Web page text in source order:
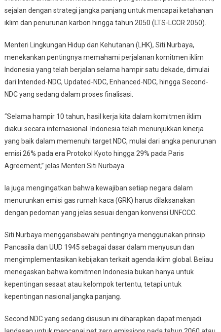
sejalan dengan strategi jangka panjang untuk mencapai ketahanan
iklim dan penurunan karbon hingga tahun 2050 (LTS-LCCR 2050).
Menteri Lingkungan Hidup dan Kehutanan (LHK), Siti Nurbaya,
menekankan pentingnya memahami perjalanan komitmen iklim
Indonesia yang telah berjalan selama hampir satu dekade, dimulai
dari Intended-NDC, Updated-NDC, Enhanced-NDC, hingga Second-
NDC yang sedang dalam proses finalisasi.
“Selama hampir 10 tahun, hasil kerja kita dalam komitmen iklim
diakui secara internasional. Indonesia telah menunjukkan kinerja
yang baik dalam memenuhi target NDC, mulai dari angka penurunan
emisi 26% pada era Protokol Kyoto hingga 29% pada Paris
Agreement,” jelas Menteri Siti Nurbaya.
Ia juga mengingatkan bahwa kewajiban setiap negara dalam
menurunkan emisi gas rumah kaca (GRK) harus dilaksanakan
dengan pedoman yang jelas sesuai dengan konvensi UNFCCC.
Siti Nurbaya menggarisbawahi pentingnya menggunakan prinsip
Pancasila dan UUD 1945 sebagai dasar dalam menyusun dan
mengimplementasikan kebijakan terkait agenda iklim global. Beliau
menegaskan bahwa komitmen Indonesia bukan hanya untuk
kepentingan sesaat atau kelompok tertentu, tetapi untuk
kepentingan nasional jangka panjang.
Second NDC yang sedang disusun ini diharapkan dapat menjadi